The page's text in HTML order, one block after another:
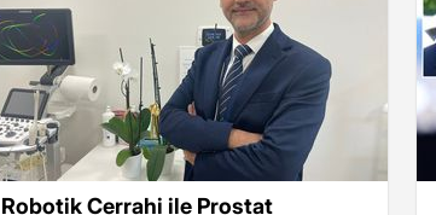
Robotik Cerrahi ile Prostat